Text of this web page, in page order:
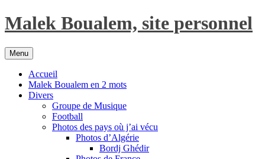
Aller
au
Malek Boualem, site personnel
Menu
Accueil
Malek Boualem en 2 mots
Divers
Groupe de Musique
Football
Photos des pays où j’ai vécu
Photos d’Algérie
Bordj Ghédir